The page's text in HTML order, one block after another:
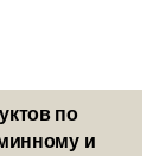
по
и